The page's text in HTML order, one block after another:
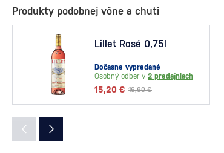
Produkty podobnej vône a chuti
Lillet Rosé 0,75l
Dočasne vypredané
Osobný odber v 2 predajniach
16,90 €
15,20 €